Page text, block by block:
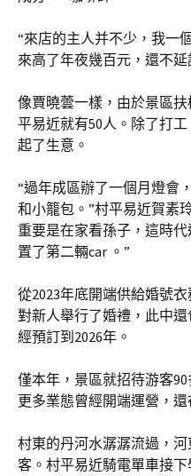
“來店的主人并不少，我一
來高了年夜幾百元，還不延
像賈曉蕓一樣，由於景區
平易近就有50人。除了打
起了生意。
“過年成區辦了一個月燈會
和小籠包。”村平易近賀素
重要是在家看孫子，這時
置了第二輛car 。”
從2023年底開端供給婚號
對新人舉行了婚禮，此中
經預訂到2026年。
僅本年，景區就招待游客
更多業態曾經開端運營，還
村東的丹河水潺潺流過，
客。村平易近騎電單車接